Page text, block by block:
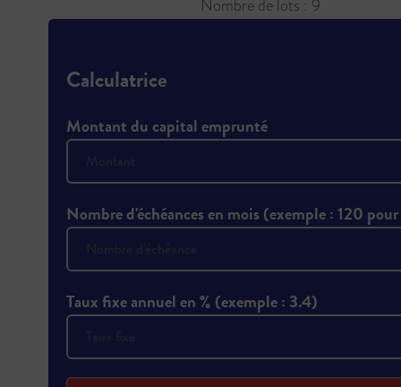
Nombre de lots : 9
Calculatrice
Montant du capital emprunté
Nombre d'échéances en mois (exemple : 120
Taux fixe annuel en % (exemple : 3.4)